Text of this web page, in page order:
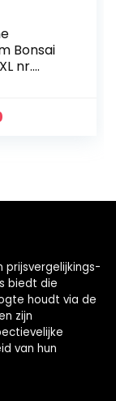
Bonsai
nr.
cm I
prijsvergelijkings-
biedt die
houdt via de
zijn
van hun